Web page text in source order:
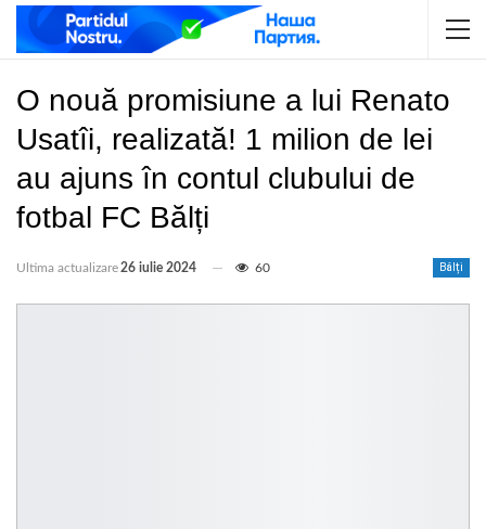
O nouă promisiune a lui Renato
Usatîi, realizată! 1 milion de lei
au ajuns în contul clubului de
fotbal FC Bălți
Bălți
Ultima actualizare26 iulie 2024 60